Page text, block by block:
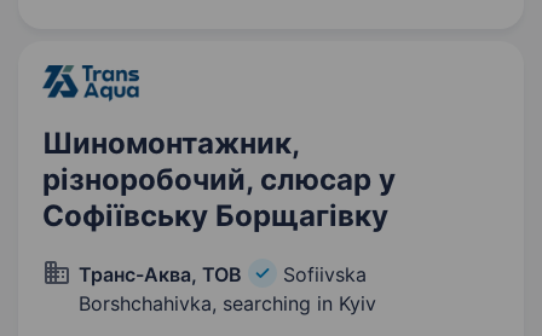
Шиномонтажник,
різноробочий, слюсар у
Софіївську Борщагівку
Транс-Аква, ТОВ
Sofiivska
Borshchahivka, searching in Kyiv